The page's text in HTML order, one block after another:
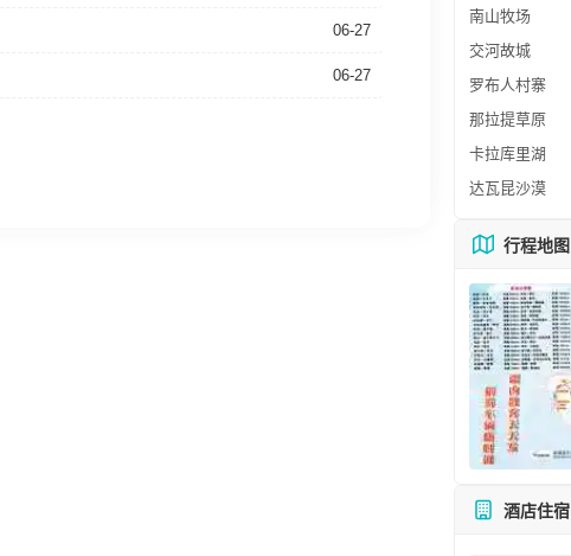
06-27
06-27
南山牧场
交河故城
罗布人村寨
那拉提草原
卡拉库里湖
达瓦昆沙漠
行程地图
酒店住宿